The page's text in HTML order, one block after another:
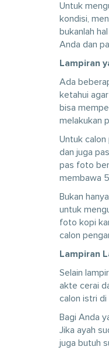
Untuk
kondisi,
bukanlah
Anda dan
Lampiran
Ada
ketahui
bisa
melakukan
Untuk calon
dan juga
pas foto
membawa
Bukan
untuk
foto kopi
calon
Lampiran
Selain
akte cerai
calon istri di
Bagi Anda
Jika ayah
juga butuh